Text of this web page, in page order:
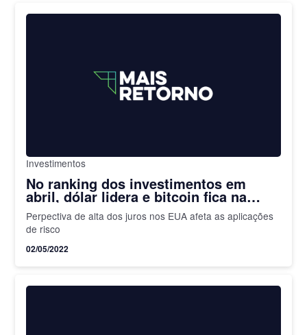
Investimentos
No ranking dos investimentos em
abril, dólar lidera e bitcoin fica na
lanterna; confira
Perpectiva de alta dos juros nos EUA afeta as aplicações
de risco
02/05/2022